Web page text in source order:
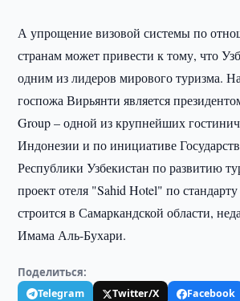
А упрощение визовой системы по
странам может привести к тому, что
одним из лидеров мирового туризма.
госпожа Вирьянти является
Group – одной из крупнейших
Индонезии и по инициативе
Республики Узбекистан по развитию
проект отеля "Sahid Hotel" по
строится в Самаркандской области,
Имама Аль-Бухари.
Поделиться:
Telegram Twitter/X
Facebook